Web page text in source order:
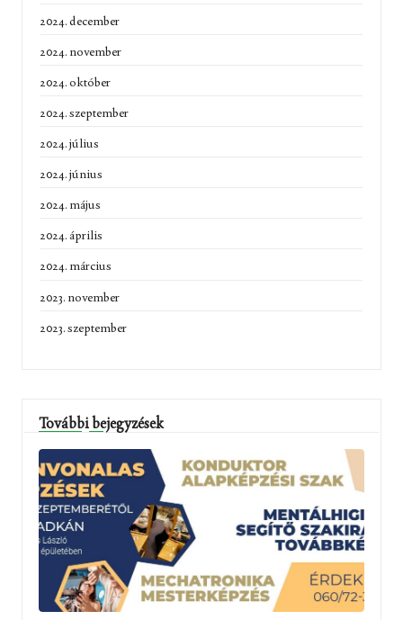
2024. december
2024. november
2024. október
2024. szeptember
2024. július
2024. június
2024. május
2024. április
2024. március
2023. november
2023. szeptember
További bejegyzések